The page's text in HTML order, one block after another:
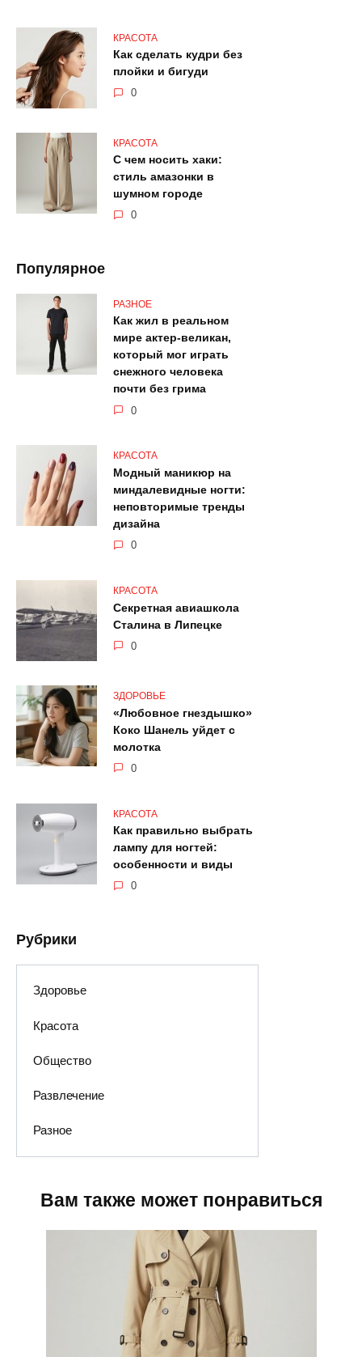
КРАСОТА
Как сделать кудри без
плойки и бигуди
0
КРАСОТА
С чем носить хаки:
стиль амазонки в
шумном городе
0
Популярное
РАЗНОЕ
Как жил в реальном
мире актер-великан,
который мог играть
снежного человека
почти без грима
0
КРАСОТА
Модный маникюр на
миндалевидные ногти:
неповторимые тренды
дизайна
0
КРАСОТА
Секретная авиашкола
Сталина в Липецке
0
ЗДОРОВЬЕ
«Любовное гнездышко»
Коко Шанель уйдет с
молотка
0
КРАСОТА
Как правильно выбрать
лампу для ногтей:
особенности и виды
0
Рубрики
Здоровье
Красота
Общество
Развлечение
Разное
Вам также может понравиться